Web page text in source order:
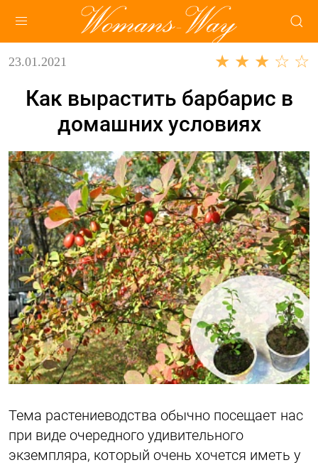
23.01.2021 ★ ★ ★ ☆ ☆
Как вырастить барбарис в
домашних условиях
Тема растениеводства обычно посещает нас
при виде очередного удивительного
экземпляра, который очень хочется иметь у